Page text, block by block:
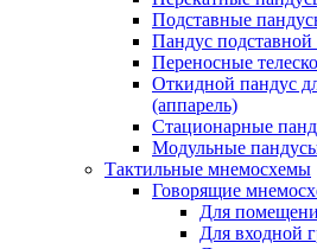
Подставные
Пандус
Переносные
Откидной пандус
(аппарель)
Стационарные
Модульные
Тактильные мнемосхемы
Говорящие
Для
Для входной